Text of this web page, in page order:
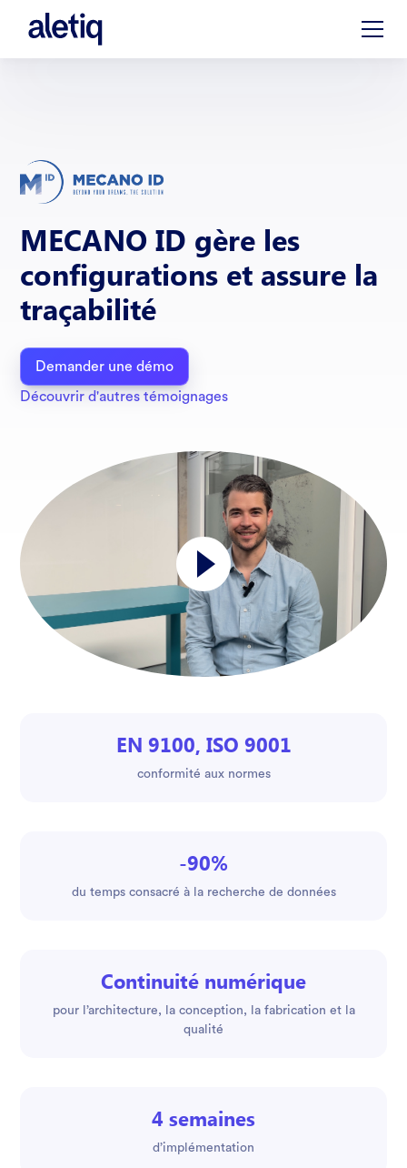
MECANO ID gère les
configurations et assure la
traçabilité
Demander une démo
Découvrir d'autres témoignages
EN 9100, ISO 9001
conformité aux normes
-90%
du temps consacré à la recherche de données
Continuité numérique
pour l’architecture, la conception, la fabrication et la
qualité
4 semaines
d’implémentation